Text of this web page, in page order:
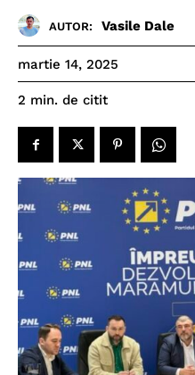
AUTOR: Vasile Dale
martie 14, 2025
2 min. de citit